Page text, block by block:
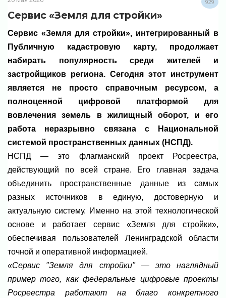
929
Сервис «Земля для стройки»
Сервис «Земля для стройки», интегрированный в
Публичную кадастровую карту, продолжает
набирать популярность среди жителей и
застройщиков региона. Сегодня этот инструмент
является не просто справочным ресурсом, а
полноценной цифровой платформой для
вовлечения земель в жилищный оборот, и его
работа неразрывно связана с Национальной
системой пространственных данных (НСПД).
НСПД — это флагманский проект Росреестра,
действующий по всей стране. Его главная задача
объединить пространственные данные из самых
разных источников в единую, достоверную и
актуальную систему. Именно на этой технологической
основе и работает сервис «Земля для стройки»,
обеспечивая пользователей Ленинградской области
точной и оперативной информацией.
«Сервис "Земля для стройки" — это наглядный
пример того, как федеральные цифровые проекты
Росреестра работают на благо конкретного